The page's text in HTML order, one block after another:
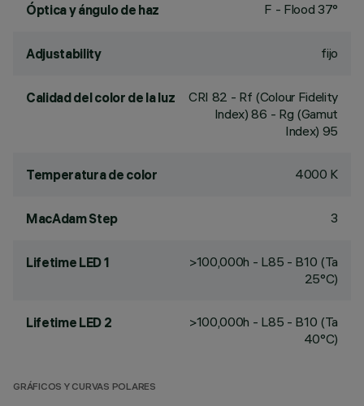
Óptica y ángulo de haz F - Flood 37°
Adjustability fijo
Calidad del color de la luz CRI 82 - Rf (Colour Fidelity
Index) 86 - Rg (Gamut
Index) 95
Temperatura de color 4000 K
MacAdam Step 3
Lifetime LED 1
>100,000h - L85 - B10 (Ta
25°C)
Lifetime LED 2
>100,000h - L85 - B10 (Ta
40°C)
GRÁFICOS Y CURVAS POLARES